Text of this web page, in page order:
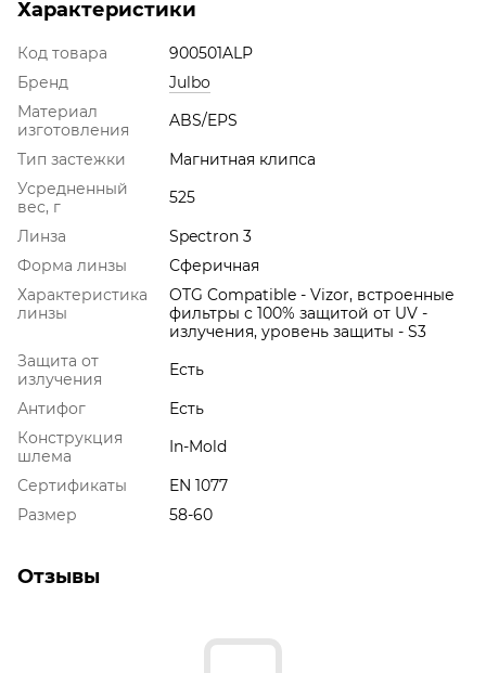
Характеристики
Код товара
900501ALP
Бренд
Julbo
Материал
изготовления
ABS/EPS
Тип застежки
Магнитная клипса
Усредненный
вес, г
525
Линза
Spectron 3
Форма линзы
Сферичная
Характеристика
линзы
OTG Compatible - Vizor, встроенные
фильтры с 100% защитой от UV -
излучения, уровень защиты - S3
Защита от
излучения
Есть
Антифог
Есть
Конструкция
шлема
In-Mold
Сертификаты
EN 1077
Размер
58-60
Отзывы